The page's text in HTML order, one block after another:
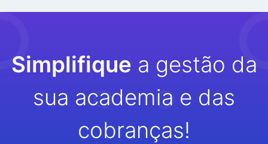
Simplifique a gestão da
sua academia e das
cobranças!